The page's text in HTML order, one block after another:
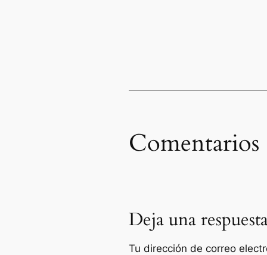
Comentarios
Deja una
Tu dirección de correo